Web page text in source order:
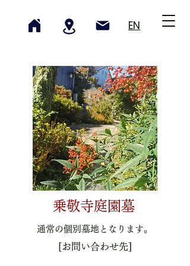
EN
乗敬寺庭園墓
通常の個別墓地となります。
[お問い合わせ先]